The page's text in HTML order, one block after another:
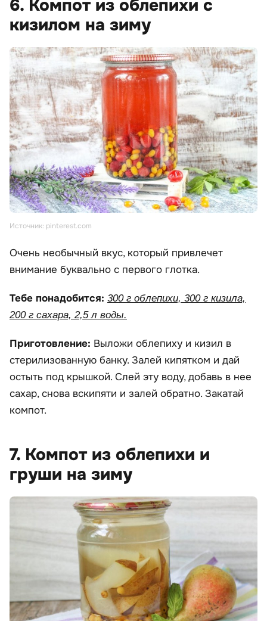
6. Компот из облепихи с
кизилом на зиму
Источник: pinterest.com
Очень необычный вкус, который привлечет
внимание буквально с первого глотка.
Тебе понадобится: 300 г облепихи, 300 г кизила,
200 г сахара, 2,5 л воды.
Приготовление: Выложи облепиху и кизил в
стерилизованную банку. Залей кипятком и дай
остыть под крышкой. Слей эту воду, добавь в нее
сахар, снова вскипяти и залей обратно. Закатай
компот.
7. Компот из облепихи и
груши на зиму